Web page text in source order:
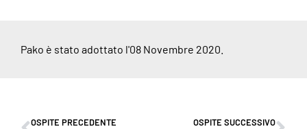
Pako è stato adottato l'08 Novembre 2020.
OSPITE PRECEDENTE OSPITE SUCCESSIVO